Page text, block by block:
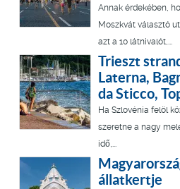
Annak érdekében,
Moszkvát választó
azt a 10 látnivalót,...
Trieszt
Laterna,
da Sticco,
Ha Szlovénia felöl
szeretne a nagy
idő,...
állatkertje